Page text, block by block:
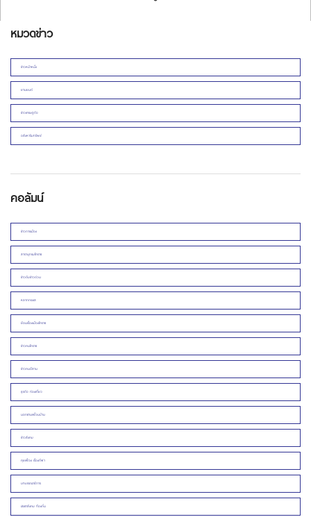
หมวดข่าว
ข่าวหน้าหนึ่ง
ยานยนต์
ข่าวเศรษฐกิจ
อสังหาริมทรัพย์
คอลัมน์
ข่าวการเมือง
สารานุกรมโคราช
ข่าวดิบข่าวด่วน
หลากกระแส
ย้อนเรื่องเมืองโคราช
ข่าวคนโคราช
ข่าวคนอีสาน
ธุรกิจ ท่องเที่ยว
นอกชานเพื่อนบ้าน
ข่าวสังคม
คุยเฟื่อง เรื่องกีฬา
บทบรรณาธิการ
ประชาสังคม ท้องถิ่น